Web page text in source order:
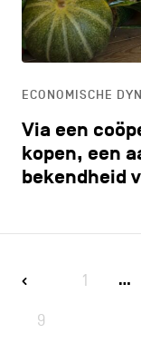
ECONOMISCHE
Via een
kopen, een
bekendheid
1 …
9